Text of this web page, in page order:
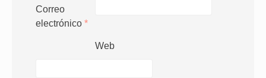
Correo
electrónico *
Web